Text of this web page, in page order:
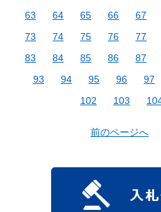
63
64 65 66 67
73
74 75 76 77
83
84 85 86 87
93
94 95 96 97
102
103
前のページへ